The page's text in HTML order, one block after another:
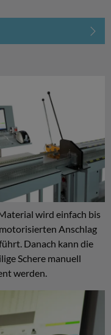
wird einfach bis
Anschlag
Danach kann die
Schere manuell
werden.